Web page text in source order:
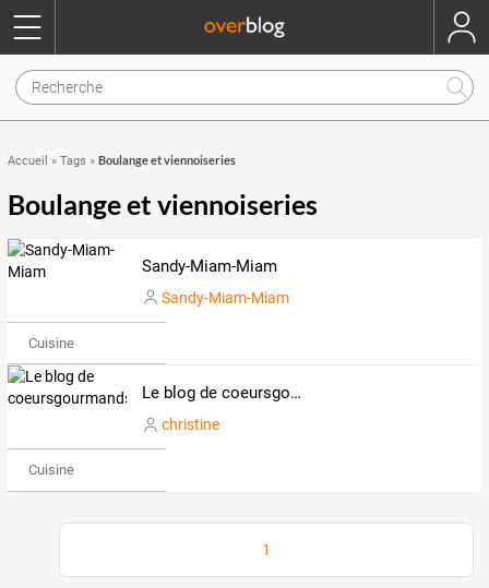
Accueil » Tags » Boulange et viennoiseries
Boulange et viennoiseries
Sandy-Miam-Miam
Sandy-Miam-Miam
Cuisine
Le blog de coeursgourmands
christine
Cuisine
1